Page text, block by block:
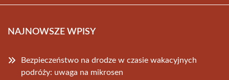
NAJNOWSZE WPISY
Bezpieczeństwo na drodze w czasie wakacyjnych
podróży: uwaga na mikrosen